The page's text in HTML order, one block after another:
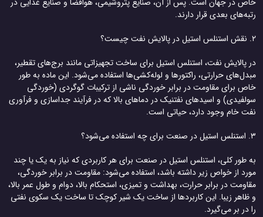
بعدی قرار دارند.
پالایش نفت، استنلس استیل برای ساخت تجهیزاتی مانند برج‌های تقطیر،
حرارتی، راکتورها و لوله‌کشی‌ها استفاده می‌شود. این ماده به طور
برای مقاومت در برابر خوردگی ناشی از ترکیبات گوگردی (خوردگی
و اسیدهای نفتنیک در دماهای بالا که در فرآیند جداسازی و فرآوری
خام وجود دارد، حیاتی است.
طور کلی، استنلس استیل در صنعت برای هر کاربردی که نیاز به یک یا چند
از خواص زیر داشته باشد، استفاده می‌شود: مقاومت در برابر خوردگی،
در برابر حرارت، بهداشت و تمیزی، استحکام بالا، دوام و طول عمر بالا،
زیبا. این کاربردها از ساخت یک شیر کوچک تا ساخت یک سکوی نفتی
بر می‌گیرد.